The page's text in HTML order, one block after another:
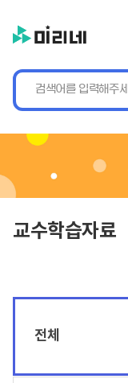
교수학습자료
전체